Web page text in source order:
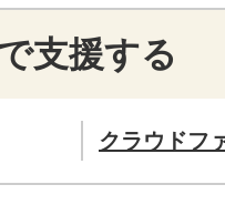
支援する
クラウドフ